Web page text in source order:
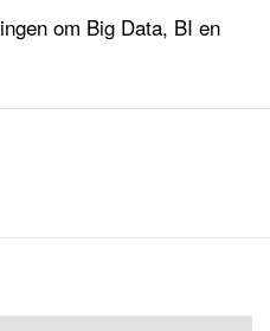
om Big Data, BI en